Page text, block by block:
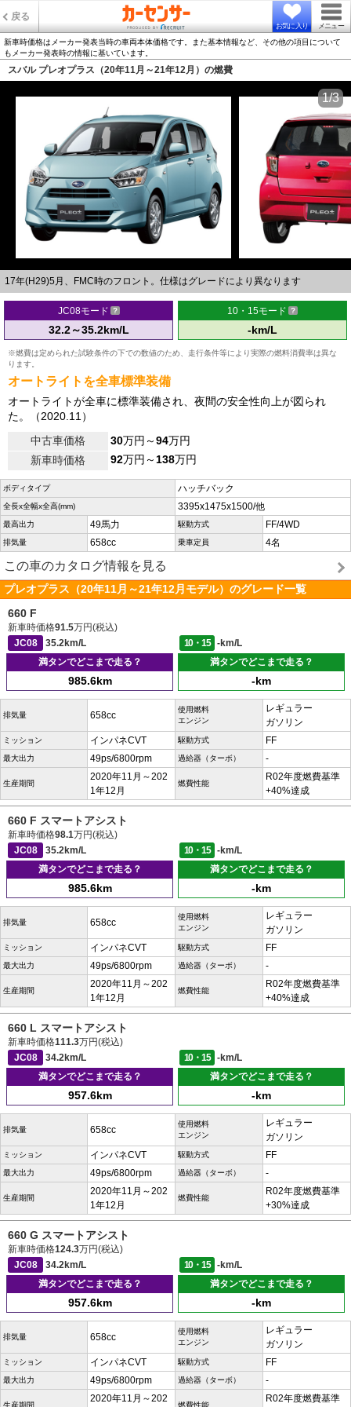
戻る
お気に入り メニュー
新車時価格はメーカー発表当時の車両本体価格です。また基本情報など、その他の項目について
もメーカー発表時の情報に基いています。
スバル プレオプラス（20年11月～21年12月）の燃費
17年(H29)5月、FMC時のフロント。仕様はグレードにより異なります
1/3
JC08モード
32.2～35.2km/L
10・15モード
-km/L
※燃費は定められた試験条件の下での数値のため、走行条件等により実際の燃料消費率は異な
ります。
オートライトを全車標準装備
オートライトが全車に標準装備され、夜間の安全性向上が図られ
た。（2020.11）
中古車価格
30万円～94万円
新車時価格
92万円～138万円
ボディタイプ ハッチバック
全長x全幅x全高(mm) 3395x1475x1500/他
最高出力 49馬力 駆動方式 FF/4WD
排気量 658cc 乗車定員 4名
この車のカタログ情報を見る
プレオプラス（20年11月～21年12月モデル）のグレード一覧
660 F
新車時価格91.5万円(税込)
JC08
35.2km/L 10・15
-km/L
満タンでどこまで走る？
985.6km
満タンでどこまで走る？
-km
排気量 658cc
使用燃料
エンジン
レギュラー
ガソリン
ミッション インパネCVT 駆動方式 FF
最大出力 49ps/6800rpm 過給器（ターボ） -
生産期間
2020年11月～202
1年12月
燃費性能
R02年度燃費基準
+40%達成
660 F スマートアシスト
新車時価格98.1万円(税込)
JC08
35.2km/L 10・15
-km/L
満タンでどこまで走る？
985.6km
満タンでどこまで走る？
-km
排気量 658cc
使用燃料
エンジン
レギュラー
ガソリン
ミッション インパネCVT 駆動方式 FF
最大出力 49ps/6800rpm 過給器（ターボ） -
生産期間
2020年11月～202
1年12月
燃費性能
R02年度燃費基準
+40%達成
660 L スマートアシスト
新車時価格111.3万円(税込)
JC08
34.2km/L 10・15
-km/L
満タンでどこまで走る？
957.6km
満タンでどこまで走る？
-km
排気量 658cc
使用燃料
エンジン
レギュラー
ガソリン
ミッション インパネCVT 駆動方式 FF
最大出力 49ps/6800rpm 過給器（ターボ） -
生産期間
2020年11月～202
1年12月
燃費性能
R02年度燃費基準
+30%達成
660 G スマートアシスト
新車時価格124.3万円(税込)
JC08
34.2km/L 10・15
-km/L
満タンでどこまで走る？
957.6km
満タンでどこまで走る？
-km
排気量 658cc
使用燃料
エンジン
レギュラー
ガソリン
ミッション インパネCVT 駆動方式 FF
最大出力 49ps/6800rpm 過給器（ターボ） -
生産期間
2020年11月～202
燃費性能
R02年度燃費基準